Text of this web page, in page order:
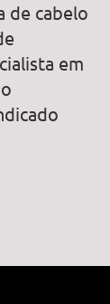
de cabelo
em